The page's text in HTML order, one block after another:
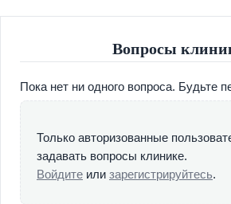
бросить, завязать с пагубной
К сожалению это самообман, на
родственники, друзья, коллеги. В
самостоятельно избавиться от
В такой ситуации крайне необходима
Вопросы
Пока нет ни одного вопроса. Будьте
Только авторизованные
задавать вопросы клинике.
Войдите или зарегистрируйтесь.